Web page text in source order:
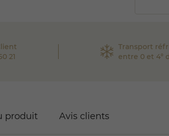
21
Transport
entre 0 et 4°
produit Avis clients